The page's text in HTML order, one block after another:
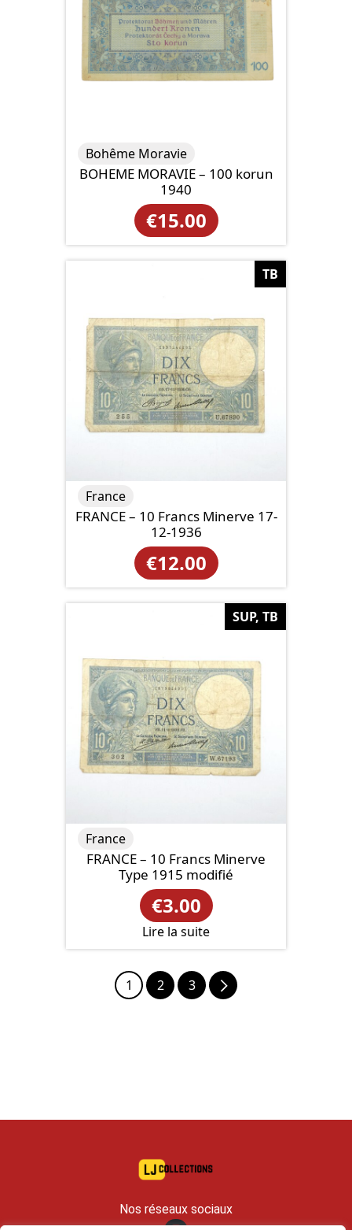
BOHEME MORAVIE – 100 korun
1940
€15.00
Bohême Moravie
TB
FRANCE – 10 Francs Minerve 17-
12-1936
€12.00
France
SUP, TB
FRANCE – 10 Francs Minerve
Type 1915 modifié
€3.00
France
Lire la suite
1 2 3
Nos réseaux sociaux